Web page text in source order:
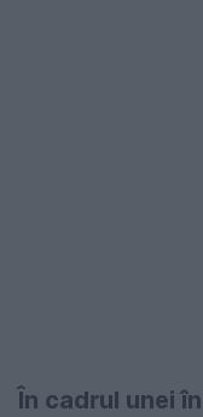
În cadrul unei